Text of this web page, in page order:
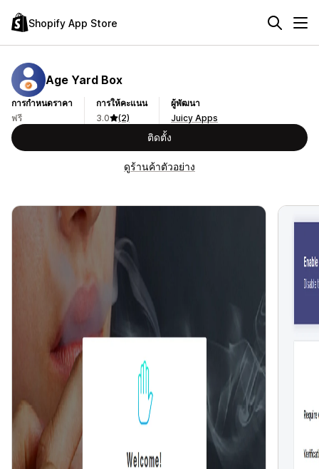
Shopify App Store
Age Yard Box
การกำหนดราคา
ฟรี
การให้คะแนน
3.0
(2)
ผู้พัฒนา
Juicy Apps
ติดตั้ง
ดูร้านค้าตัวอย่าง